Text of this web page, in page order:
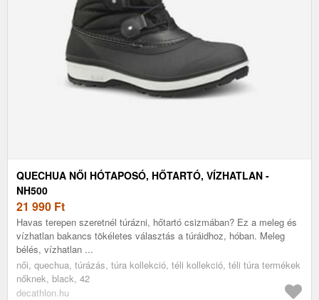
QUECHUA NŐI HÓTAPOSÓ, HŐTARTÓ, VÍZHATLAN -
NH500
21 990 Ft
Havas terepen szeretnél túrázni, hőtartó csizmában? Ez a meleg és
vízhatlan bakancs tökéletes választás a túráidhoz, hóban. Meleg
bélés, vízhatlan ...
női, quechua, túrázás, túra kollekció, téli kollekció, téli túra termékek
nőknek, black, 42
decathlon.hu